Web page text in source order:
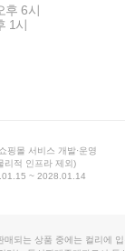
후 6시
1시
핑몰 서비스 개발·운영
리적 인프라 제외)
~ 2028.01.14
매되는 상품 중에는 컬리에